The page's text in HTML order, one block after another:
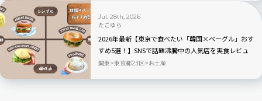
Jul. 28th, 2026
たこゆら
2026年最新【東京で食べたい「韓国×ベーグル」おす
すめ5選！】SNSで話題沸騰中の人気店を実食レビュ
ー
関東 東京都23区 お土産